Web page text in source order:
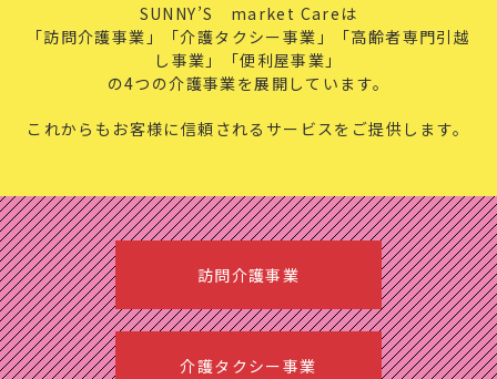
SUNNY’S market Careは
「訪問介護事業」「介護タクシー事業」「高齢者専門引越
し事業」「便利屋事業」
の4つの介護事業を展開しています。
これからもお客様に信頼されるサービスをご提供します。
訪問介護事業
介護タクシー事業